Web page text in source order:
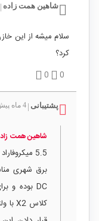
شاهین همت زاده
سلام میشه از این
کرد؟
0
0
پشتیبانی 4 ماه پیش
شاهین همت
برق شهری